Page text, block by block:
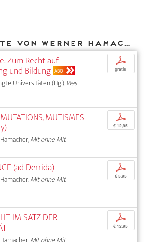
Weitere Texte von Werner Hamacher bei DIAPHANES
Zum Recht auf
und Bildung ABO
Universitäten (Hg.),Was
p
gratis
MUTISMES
Mit ohne Mit
p
€ 12,95
(ad Derrida)
Mit ohne Mit
p
€ 5,95
IM SATZ DER p
€ 12,95